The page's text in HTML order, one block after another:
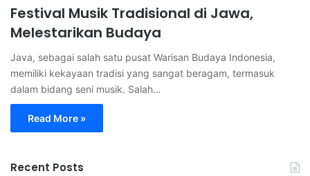
Festival Musik Tradisional di Jawa,
Melestarikan Budaya
Java, sebagai salah satu pusat Warisan Budaya Indonesia,
memiliki kekayaan tradisi yang sangat beragam, termasuk
dalam bidang seni musik. Salah…
Read More »
Recent Posts